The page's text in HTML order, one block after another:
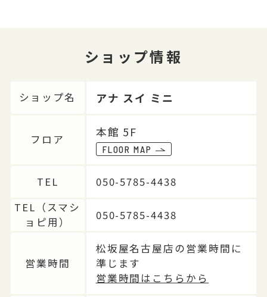
ショップ情報
ショップ名 アナ スイ ミニ
フロア
本館 5F
FLOOR MAP
TEL
050-5785-4438
TEL（スマシ
ョピ用）
050-5785-4438
営業時間
松坂屋名古屋店の営業時間に
準じます
営業時間はこちらから